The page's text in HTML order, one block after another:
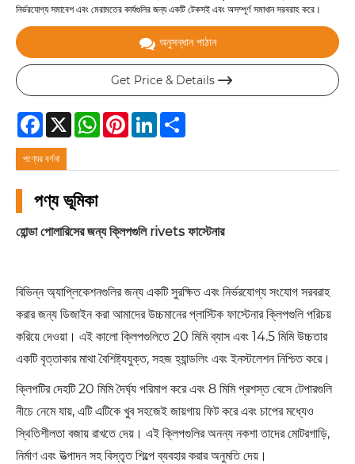
নির্ভরযোগ্য সমাবেশ এবং মেরামতের কার্যগুলির জন্য একটি টেকসই এবং অসম্পূর্ণ সমাধান সরবরাহ করে।
অনুসন্ধান পাঠান
Get Price & Details 
Facebook
X WhatsAppPinterestLinkedIn
পণ্যের বর্ণনা
পণ্য ভূমিকা
হোন্ডা পোলারিসের জন্য ক্লিপগুলি rivets ফাস্টেনার
বিভিন্ন অ্যাপ্লিকেশনগুলির জন্য একটি সুরক্ষিত এবং নির্ভরযোগ্য সংযোগ সরবরাহ
করার জন্য ডিজাইন করা আমাদের উচ্চমানের প্লাস্টিক ফাস্টেনার ক্লিপগুলি পরিচয়
করিয়ে দেওয়া। এই কালো ক্লিপগুলিতে 20 মিমি ব্যাস এবং 14.5 মিমি উচ্চতার
একটি বৃত্তাকার মাথা বৈশিষ্ট্যযুক্ত, সহজ হ্যান্ডলিং এবং ইনস্টলেশন নিশ্চিত করে।
ক্লিপটির দেহটি 20 মিমি দৈর্ঘ্য পরিমাপ করে এবং 8 মিমি প্রশস্ত বেসে টেপারগুলি
নীচে নেমে যায়, এটি এটিকে খুব সহজেই জায়গায় ফিট করে এবং চাপের মধ্যেও
স্থিতিশীলতা বজায় রাখতে দেয়। এই ক্লিপগুলির অনন্য নকশা তাদের মোটরগাড়ি,
নির্মাণ এবং উত্পাদন সহ বিস্তৃত শিল্পে ব্যবহার করার অনুমতি দেয়।